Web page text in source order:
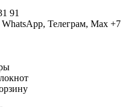
91
WhatsApp, Телеграм, Мах +7